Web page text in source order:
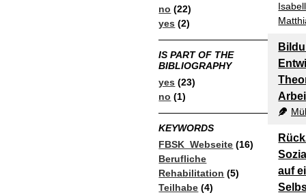
no (22)
yes (2)
IS PART OF THE
BIBLIOGRAPHY
yes (23)
no (1)
KEYWORDS
FBSK_Webseite (16)
Berufliche
Rehabilitation (5)
Teilhabe (4)
Isabell
auf